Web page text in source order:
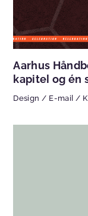
Aarhus
kapitel og én
Design / E-mail /